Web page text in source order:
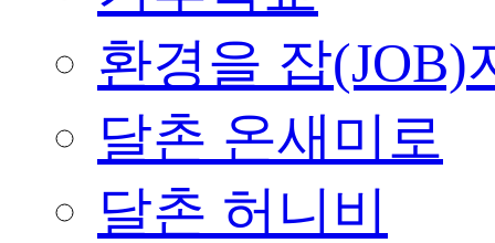
환경을 잡(JOB)
달촌 온새미로
달촌 허니비